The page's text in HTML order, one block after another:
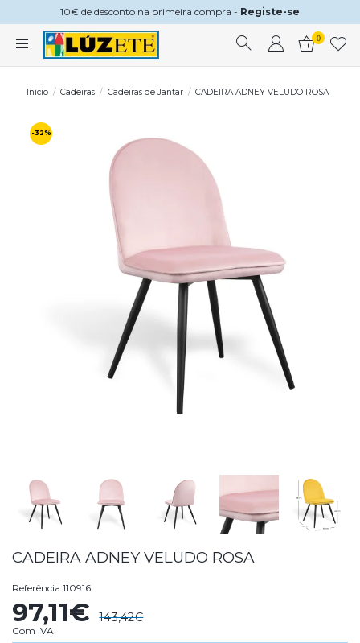
10€ de desconto na primeira compra - Registe-se
0
Início Cadeiras Cadeiras de Jantar CADEIRA ADNEY VELUDO ROSA
-32%
CADEIRA ADNEY VELUDO ROSA
Referência 110916
97,11€ 143,42€
Com IVA